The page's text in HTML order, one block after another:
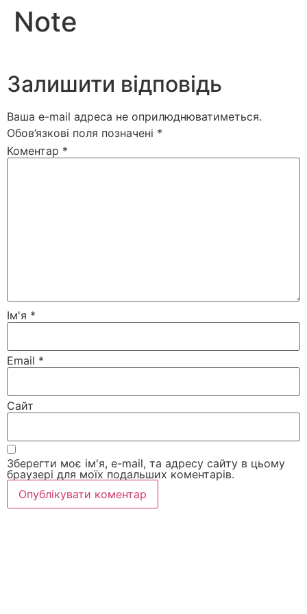
Note
Залишити відповідь
Ваша e-mail адреса не оприлюднюватиметься.
Обов’язкові поля позначені *
Коментар *
Ім'я *
Email *
Сайт
Зберегти моє ім'я, e-mail, та адресу сайту в цьому
браузері для моїх подальших коментарів.